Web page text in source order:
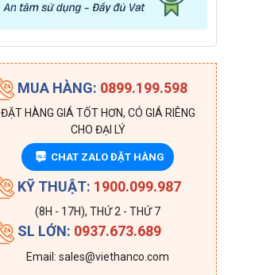
MUA HÀNG: 0899.199.598
ĐẶT HÀNG GIÁ TỐT HƠN, CÓ GIÁ RIÊNG
CHO ĐẠI LÝ
ZALO CHAT ZALO ĐẶT HÀNG
KỸ THUẬT: 1900.099.987
(8H - 17H), THỨ 2 - THỨ 7
SL LỚN: 0937.673.689
Email: sales@viethanco.com